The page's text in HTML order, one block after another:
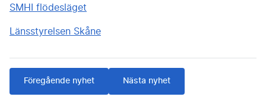
SMHI flödesläget
Länsstyrelsen Skåne
Föregående nyhet Nästa nyhet